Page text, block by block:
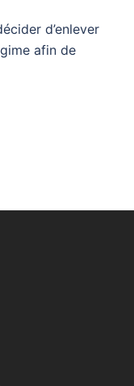
d’enlever
afin de